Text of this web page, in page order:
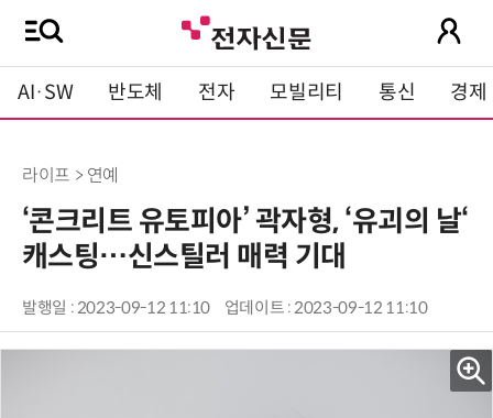
AI·SW 반도체 전자 모빌리티 통신 경제
라이프 > 연예
‘콘크리트 유토피아’ 곽자형, ‘유괴의 날‘
캐스팅…신스틸러 매력 기대
발행일 : 2023-09-12 11:10 업데이트 : 2023-09-12 11:10